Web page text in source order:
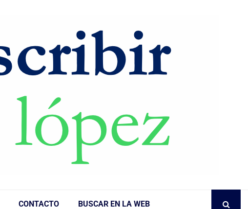
CONTACTO BUSCAR EN LA WEB